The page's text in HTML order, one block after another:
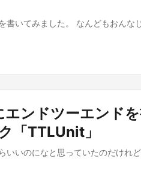
いてみました。 なんどもおんな
ンドツーエンド
「TTLUnit」
いのになと思っていたのだけれ